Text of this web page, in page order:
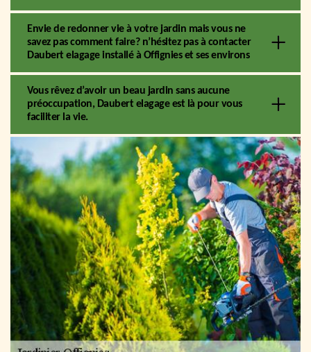
Envie de redonner vie à votre jardin mais vous ne
savez pas comment faire? n’hésitez pas à contacter
Daubert elagage installé à Offignies et ses environs
Vous rêvez d’avoir un beau jardin sans aucune
préoccupation, Daubert elagage est là pour vous
faciliter la vie.